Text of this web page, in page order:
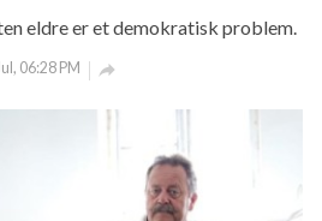
eldre er et demokratisk problem.
06:28 PM 